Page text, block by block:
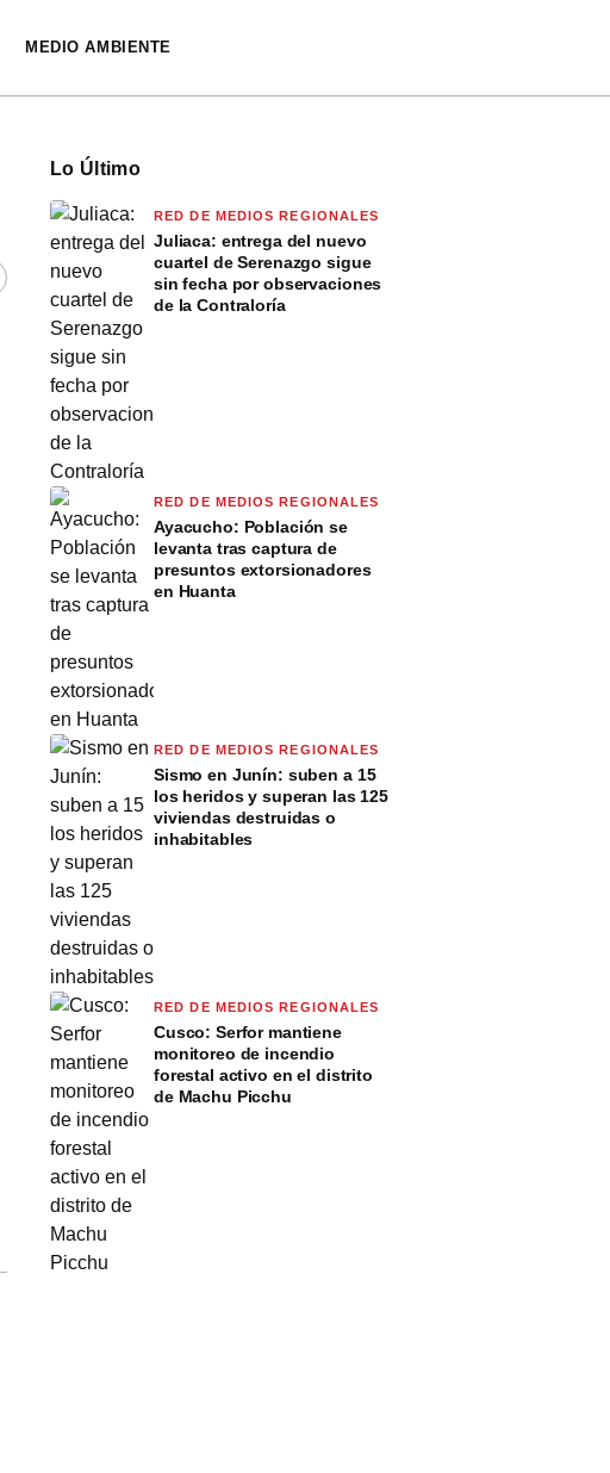
MEDIO AMBIENTE
Lo Último
RED DE MEDIOS REGIONALES
Juliaca: entrega del nuevo
cuartel de Serenazgo sigue
sin fecha por observaciones
de la Contraloría
RED DE MEDIOS REGIONALES
Ayacucho: Población se
levanta tras captura de
presuntos extorsionadores
en Huanta
RED DE MEDIOS REGIONALES
Sismo en Junín: suben a 15
los heridos y superan las 125
viviendas destruidas o
inhabitables
RED DE MEDIOS REGIONALES
Cusco: Serfor mantiene
monitoreo de incendio
forestal activo en el distrito
de Machu Picchu